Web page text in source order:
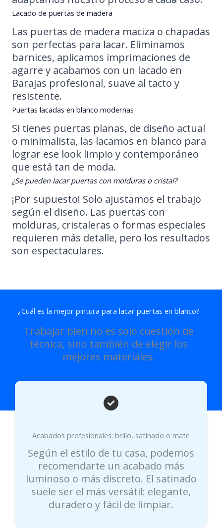
Lacado de puertas de madera
Las puertas de madera maciza o chapadas
son perfectas para lacar. Eliminamos
barnices, aplicamos imprimaciones de
agarre y acabamos con un lacado en
Barajas profesional, suave al tacto y
resistente.
Puertas lacadas en blanco modernas
Si tienes puertas planas, de diseño actual
o minimalista, las lacamos en blanco para
lograr ese look limpio y contemporáneo
que está tan de moda.
¿Se pueden lacar puertas con molduras o cristal?
¡Por supuesto! Solo ajustamos el trabajo
según el diseño. Las puertas con
molduras, cristaleras o formas especiales
requieren más detalle, pero los resultados
son espectaculares.
¿Cuál es la mejor pintura para lacar puertas en blanco?
Trabajar bien no es solo cuestión de
técnica, sino también de elegir los
mejores materiales.
Acabados profesionales: brillo, satinado o mate
Según el estilo de tu casa, podemos
recomendarte un acabado más
luminoso o más discreto. El satinado
suele ser el más versátil: elegante,
duradero y fácil de limpiar.